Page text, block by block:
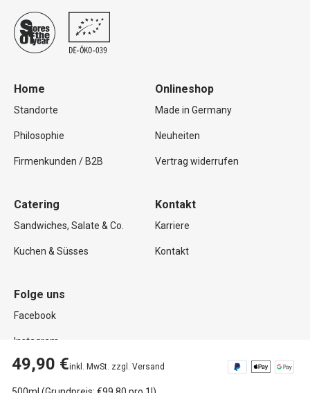
49,90 €inkl. MwSt. zzgl. Versand
Home
Standorte
Philosophie
Firmenkunden / B2B
Onlineshop
Made in Germany
Neuheiten
Vertrag widerrufen
Catering
Sandwiches, Salate & Co.
Kuchen & Süsses
Kontakt
Karriere
Kontakt
Folge uns
Facebook
Instagram